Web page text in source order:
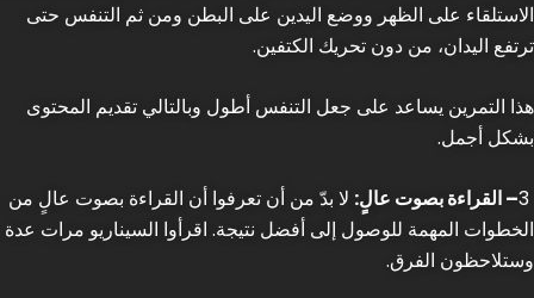
الاستلقاء على الظهر ووضع اليدين على البطن ومن ثم التنفس حتى
ترتفع اليدان، من دون تحريك الكتفين.
هذا التمرين يساعد على جعل التنفس أطول وبالتالي تقديم المحتوى
بشكل أجمل.
– القراءة بصوت عالٍ: لا بدّ من أن تعرفوا أن القراءة بصوت عالٍ من
الخطوات المهمة للوصول إلى أفضل نتيجة. اقرأوا السيناريو مرات عدة
وستلاحظون الفرق.